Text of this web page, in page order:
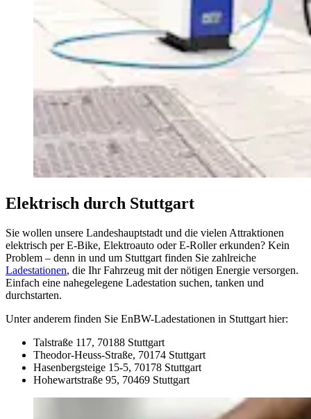
Elektrisch durch Stuttgart
Sie wollen unsere Landeshauptstadt und die vielen Attraktionen
elektrisch per E-Bike, Elektroauto oder E-Roller erkunden? Kein
Problem – denn in und um Stuttgart finden Sie zahlreiche
Ladestationen, die Ihr Fahrzeug mit der nötigen Energie versorgen.
Einfach eine nahegelegene Ladestation suchen, tanken und
durchstarten.
Unter anderem finden Sie EnBW-Ladestationen in Stuttgart hier:
Talstraße 117, 70188 Stuttgart
Theodor-Heuss-Straße, 70174 Stuttgart
Hasenbergsteige 15-5, 70178 Stuttgart
Hohewartstraße 95, 70469 Stuttgart